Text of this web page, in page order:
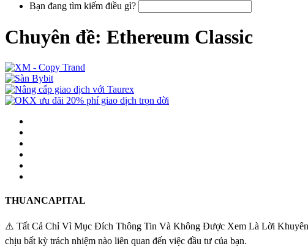
Bạn đang tìm kiếm điều gì?
Chuyên đề: Ethereum Classic
THUANCAPITAL
⚠️ Tất Cả Chỉ Vì Mục Đích Thông Tin Và Không Được Xem Là Lời Khuyên
chịu bất kỳ trách nhiệm nào liên quan đến việc đầu tư của bạn.